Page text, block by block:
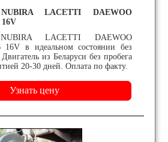
LACETTI DAEWOO
LACETTI DAEWOO
в идеальном состоянии без
из Беларуси без пробега
20-30 дней. Оплата по факту.